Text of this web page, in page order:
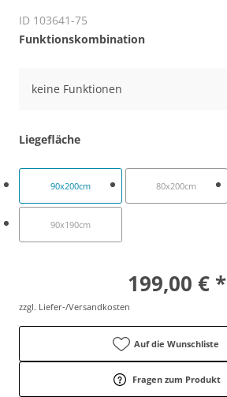
ID 103641-75
Funktionskombination
keine Funktionen
Liegefläche
90x200cm 80x200cm
90x190cm
199,00 € *
zzgl. Liefer-/Versandkosten
Auf die Wunschliste
Fragen zum Produkt